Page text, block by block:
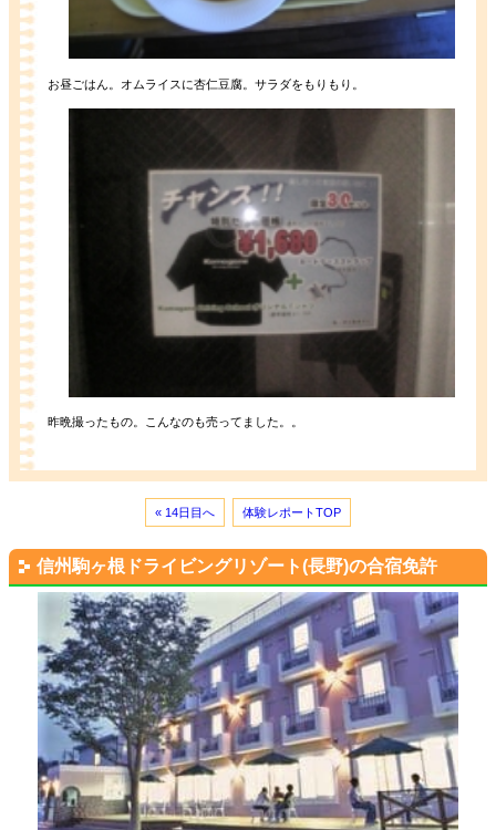
お昼ごはん。オムライスに杏仁豆腐。サラダをもりもり。
昨晩撮ったもの。こんなのも売ってました。。
« 14日目へ 体験レポートTOP
信州駒ヶ根ドライビングリゾート(長野)の合宿免許